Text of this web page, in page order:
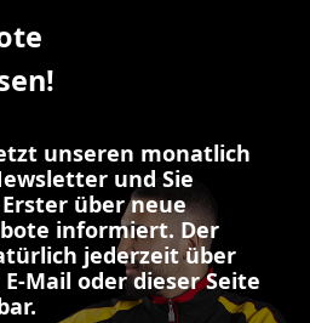
unseren monatlich
und Sie
über neue
informiert. Der
jederzeit über
Mail oder dieser Seite